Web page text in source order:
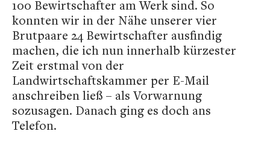
100 Bewirtschafter am Werk sind. So
konnten wir in der Nähe unserer vier
Brutpaare 24 Bewirtschafter ausfindig
machen, die ich nun innerhalb kürzester
Zeit erstmal von der
Landwirtschaftskammer per E-Mail
anschreiben ließ – als Vorwarnung
sozusagen. Danach ging es doch ans
Telefon.